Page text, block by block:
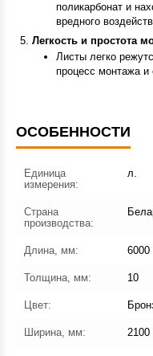
поликарбонат и
вредного
Легкость и простота
Листы легко
процесс монтажа и
ОСОБЕННОСТИ
Единица
измерения:
л.
Страна
производства:
Длина, мм: 6000
Толщина, мм: 10
Цвет:
Ширина, мм: 2100